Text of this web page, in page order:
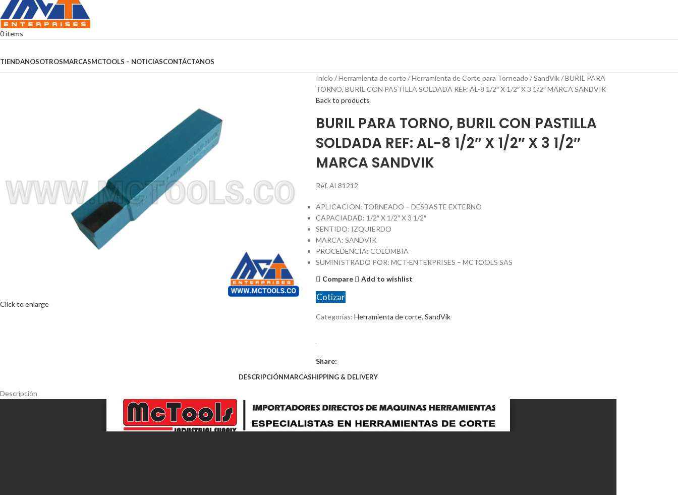
0items
TIENDANOSOTROSMARCASMCTOOLS – NOTICIASCONTÁCTANOS
Click to enlarge
Inicio Herramienta de corte Herramienta de Corte para Torneado SandVik
BURIL PARA
TORNO, BURIL CON PASTILLA SOLDADA REF: AL-8 1/2″ X 1/2″ X 3 1/2″ MARCA SANDVIK
Back to products
BURIL PARA TORNO, BURIL CON PASTILLA
SOLDADA REF: AL-8 1/2″ X 1/2″ X 3 1/2″
MARCA SANDVIK
Ref. AL81212
APLICACION: TORNEADO – DESBASTE EXTERNO
CAPACIADAD: 1/2″ X 1/2″ X 3 1/2″
SENTIDO: IZQUIERDO
MARCA: SANDVIK
PROCEDENCIA: COLOMBIA
SUMINISTRADO POR: MCT-ENTERPRISES – MCTOOLS SAS
Compare
Add to wishlist
Cotizar
Categorías: Herramienta de corte, SandVik
Share:
DESCRIPCIÓNMARCASHIPPING & DELIVERY
Descripción